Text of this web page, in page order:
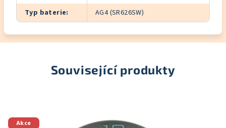
Typ baterie: AG4 (SR626SW)
Související produkty
Akce